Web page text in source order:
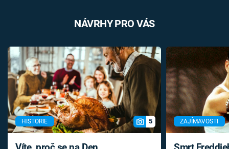
NÁVRHY PRO VÁS
HISTORIE 5 ZAJÍMAVOSTI